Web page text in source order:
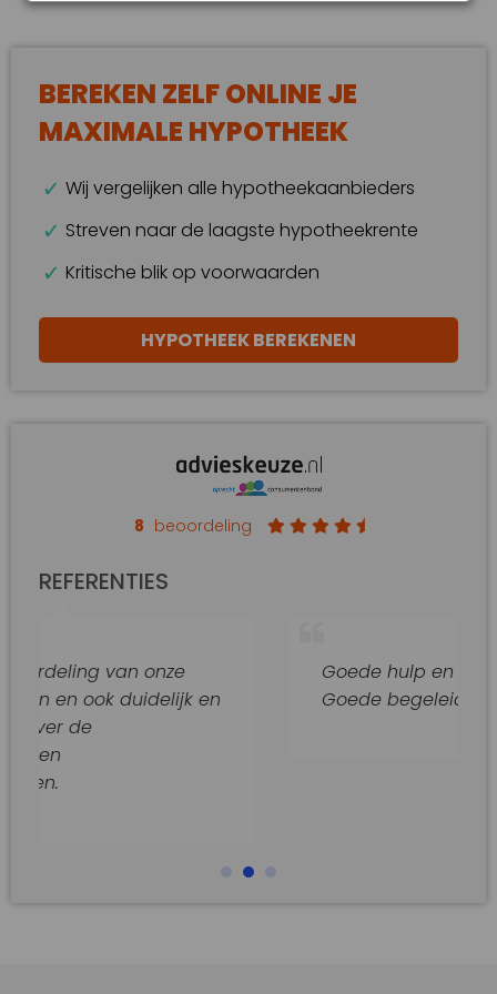
BEREKEN ZELF ONLINE JE
MAXIMALE HYPOTHEEK
Wij vergelijken alle hypotheekaanbieders
Streven naar de laagste hypotheekrente
Kritische blik op voorwaarden
HYPOTHEEK BEREKENEN
8 beoordeling
REFERENTIES
onze
duidelijk en
Goede hulp en adviezen.
Goede begeleiding van dit